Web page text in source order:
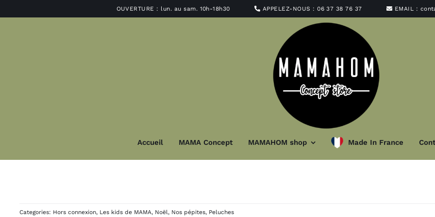
au
OUVERTURE : lun. au sam. 10h-18h30 APPELEZ-NOUS :06 37 38 76 37 EMAIL :
Accueil MAMA Concept MAMAHOM shop
Déco murale et miroir
Suspensions et abat-jour
Made In France
Categories: Hors connexion, Les kids de MAMA, Noël, Nos pépites, Peluches